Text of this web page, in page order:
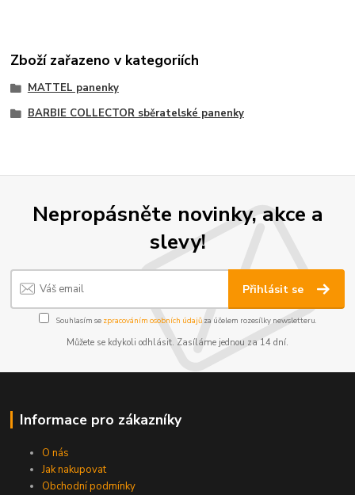
Zboží zařazeno v kategoriích
MATTEL panenky
BARBIE COLLECTOR sběratelské panenky
Nepropásněte novinky, akce a
slevy!
Přihlásit se
Souhlasím se zpracováním osobních údajůza účelem rozesílky newsletteru.
Můžete se kdykoli odhlásit. Zasíláme jednou za 14 dní.
Informace pro zákazníky
O nás
Jak nakupovat
Obchodní podmínky